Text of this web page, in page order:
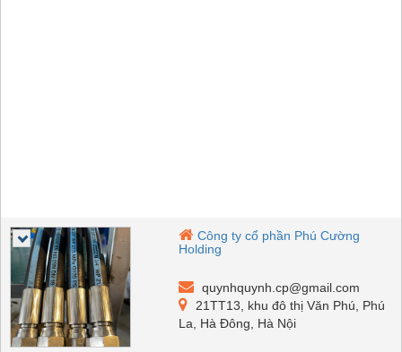
Công ty cổ phần Phú Cường
Holding
quynhquynh.cp@gmail.com
21TT13, khu đô thị Văn Phú, Phú
La, Hà Đông, Hà Nội